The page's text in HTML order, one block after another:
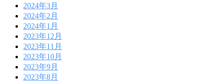
2024年3月
2024年2月
2024年1月
2023年12月
2023年11月
2023年10月
2023年9月
2023年8月